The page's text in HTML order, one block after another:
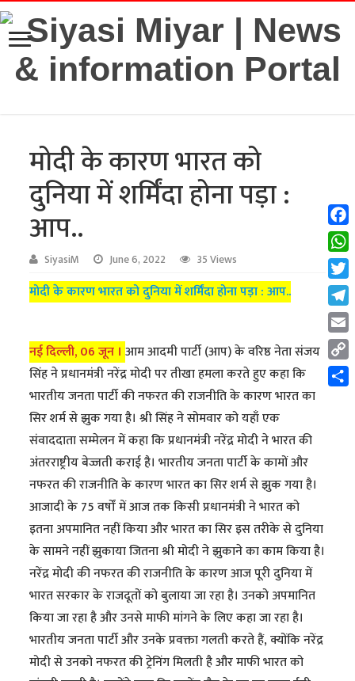
मोदी के कारण भारत को
दुनिया में शर्मिंदा होना पड़ा :
आप..
SiyasiM June 6, 2022 35 Views
मोदी के कारण भारत को दुनिया में शर्मिंदा होना पड़ा : आप..
नई दिल्ली, 06 जून ।आम आदमी पार्टी (आप) के वरिष्ठ नेता संजय
सिंह ने प्रधानमंत्री नरेंद्र मोदी पर तीखा हमला करते हुए कहा कि
भारतीय जनता पार्टी की नफरत की राजनीति के कारण भारत का
सिर शर्म से झुक गया है। श्री सिंह ने सोमवार को यहाँ एक
संवाददाता सम्मेलन में कहा कि प्रधानमंत्री नरेंद्र मोदी ने भारत की
अंतरराष्ट्रीय बेज्जती कराई है। भारतीय जनता पार्टी के कामों और
नफरत की राजनीति के कारण भारत का सिर शर्म से झुक गया है।
आजादी के 75 वर्षों में आज तक किसी प्रधानमंत्री ने भारत को
इतना अपमानित नहीं किया और भारत का सिर इस तरीके से दुनिया
के सामने नहीं झुकाया जितना श्री मोदी ने झुकाने का काम किया है।
नरेंद्र मोदी की नफरत की राजनीति के कारण आज पूरी दुनिया में
भारत सरकार के राजदूतों को बुलाया जा रहा है। उनको अपमानित
किया जा रहा है और उनसे माफी मांगने के लिए कहा जा रहा है।
भारतीय जनता पार्टी और उनके प्रवक्ता गलती करते हैं, क्योंकि नरेंद्र
मोदी से उनको नफरत की ट्रेनिंग मिलती है और माफी भारत को
Copy
Link